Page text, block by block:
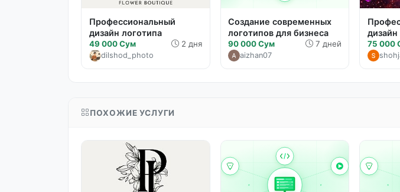
Профессиональный
дизайн логотипа
49 000 Сум 2 дня
dilshod_photo
Создание современных
логотипов для бизнеса
90 000 Сум 7 дней
aizhan07
дизайн
75 000
ПОХОЖИЕ УСЛУГИ